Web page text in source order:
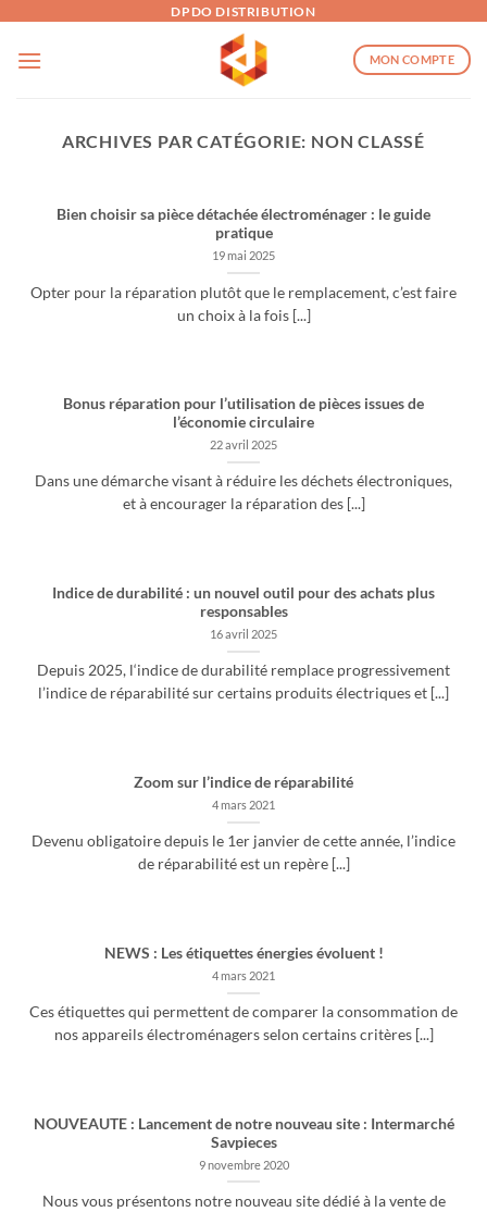
contenu
DPDO DISTRIBUTION
MON COMPTE
ARCHIVES PAR CATÉGORIE: NON CLASSÉ
Bien choisir sa pièce détachée électroménager : le guide
pratique
19 mai 2025
Opter pour la réparation plutôt que le remplacement, c’est faire
un choix à la fois [...]
Bonus réparation pour l’utilisation de pièces issues de
l’économie circulaire
22 avril 2025
Dans une démarche visant à réduire les déchets électroniques,
et à encourager la réparation des [...]
Indice de durabilité : un nouvel outil pour des achats plus
responsables
16 avril 2025
Depuis 2025, l‘indice de durabilité remplace progressivement
l’indice de réparabilité sur certains produits électriques et [...]
Zoom sur l’indice de réparabilité
4 mars 2021
Devenu obligatoire depuis le 1er janvier de cette année, l’indice
de réparabilité est un repère [...]
NEWS : Les étiquettes énergies évoluent !
4 mars 2021
Ces étiquettes qui permettent de comparer la consommation de
nos appareils électroménagers selon certains critères [...]
NOUVEAUTE : Lancement de notre nouveau site : Intermarché
Savpieces
9 novembre 2020
Nous vous présentons notre nouveau site dédié à la vente de